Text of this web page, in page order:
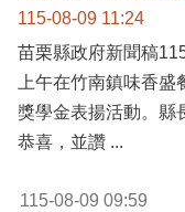
115-08-09 11:24
苗栗縣政府新聞稿115/8/9 竹南鎮天文里辦
上午在竹南鎮味香
獎學金表揚活動。縣
恭喜，並讚 ...
115-08-09 09:59